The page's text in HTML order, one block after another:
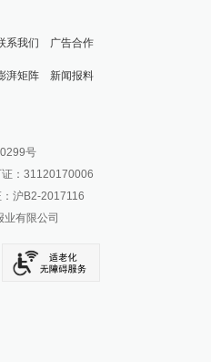
系我们 广告合作
湃矩阵
众号
音号
放平台
新闻报料
号
：31120170006
沪B2-2017116
业有限公司